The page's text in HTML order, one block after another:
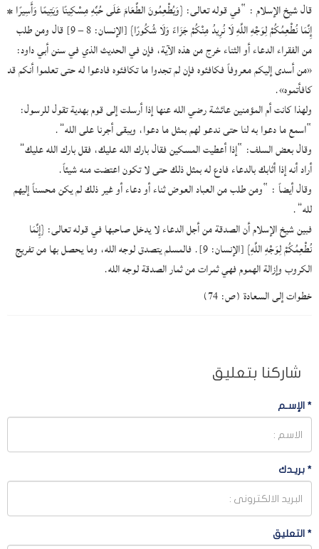
قال شيخ الإسلام : “في قوله تعالى: {وَيُطْعِمُونَ الطَّعَامَ عَلَى حُبِّهِ مِسْكِينًا وَيَتِيمًا وَأَسِيرًا *
إِنَّمَا نُطْعِمُكُمْ لِوَجْهِ اللَّهِ لَا نُرِيدُ مِنْكُمْ جَزَاءً وَلَا شُكُورًا} [الإنسان: 8 – 9] قال ومن طلب
من الفقراء الدعاء أو الثناء خرج من هذه الآية، فإن في الحديث الذي في سنن أبي داود:
«من أسدى إليكم معروفاً فكافئوه فإن لم تجدوا ما تكافئوه فادعوا له حتى تعلموا أنكم قد
كافأتموه».
ولهذا كانت أم المؤمنين عائشة رضي الله عنها إذا أرسلت إلى قوم بهدية تقول للرسول:
“اسمع ما دعوا به لنا حتى ندعو لهم بمثل ما دعوا، ويبقى أجرنا على الله”.
وقال بعض السلف: “إذا أعطيت المسكين فقال بارك الله عليك، فقل بارك الله عليك”
أراد أنه إذا أثابك بالدعاء فادع له بمثل ذلك حتى لا تكون اعتضت منه شيئاً.
وقال أيضاً : “ومن طلب من العباد العوض ثناء أو دعاء أو غير ذلك لم يكن محسناً إليهم
لله”.
فبين شيخ الإسلام أن الصدقة من أجل الدعاء لا يدخل صاحبها في قوله تعالى: {إِنَّمَا
نُطْعِمُكُمْ لِوَجْهِ اللَّهِ} [الإنسان: 9]. فالمسلم يتصدق لوجه الله، وما يحصل بها من تفريج
الكروب وإزالة الهموم فهي ثمرات من ثمار الصدقة لوجه الله.
خطوات إلى السعادة (ص: 74)
شاركنا بتعليق
* الإسـم
* بريـدك
* التعليق